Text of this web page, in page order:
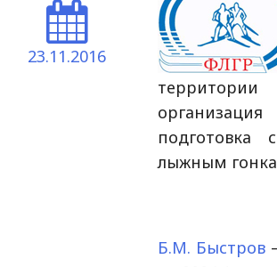
23.11.2016
лыжным
Б.М. Быстров